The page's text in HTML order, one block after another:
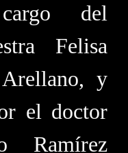
del
Felisa
y
el doctor
Ramírez